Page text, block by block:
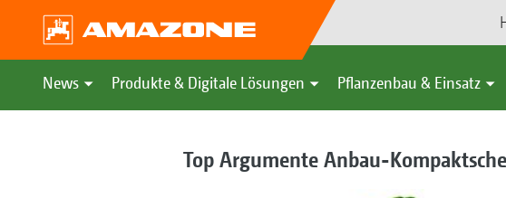
News Produkte & Digitale Lösungen Pflanzenbau & Einsatz
Top Argumente Anbau-